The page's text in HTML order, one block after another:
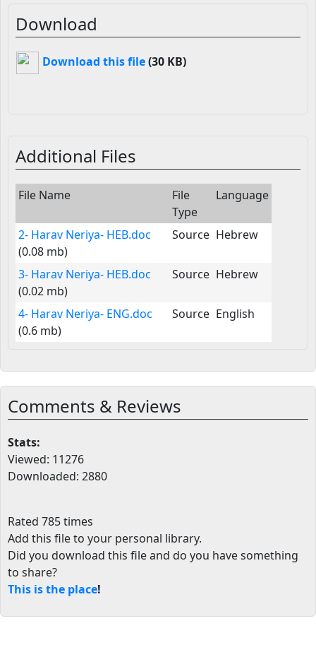
Download
Download this file(30 KB)
Additional Files
File Name
File
Type
Language
2- Harav Neriya- HEB.doc
(0.08 mb)
Source Hebrew
3- Harav Neriya- HEB.doc
(0.02 mb)
Source Hebrew
4- Harav Neriya- ENG.doc
(0.6 mb)
Source English
Comments & Reviews
Stats:
Viewed: 11276
Downloaded: 2880
Rated 785 times
Add this file to your personal library.
Did you download this file and do you have something
to share?
This is the place!